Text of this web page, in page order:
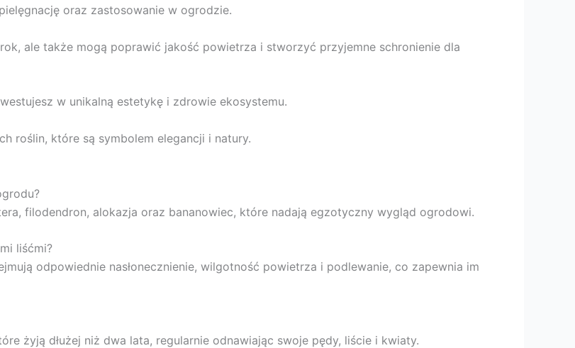
oraz zastosowanie w ogrodzie.
ale także mogą poprawić jakość powietrza i stworzyć przyjemne schronienie dla
w unikalną estetykę i zdrowie ekosystemu.
roślin, które są symbolem elegancji i natury.
filodendron, alokazja oraz bananowiec, które nadają egzotyczny wygląd ogrodowi.
liśćmi?
odpowiednie nasłonecznienie, wilgotność powietrza i podlewanie, co zapewnia im
żyją dłużej niż dwa lata, regularnie odnawiając swoje pędy, liście i kwiaty.